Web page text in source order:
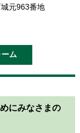
元963番地
にみなさまの